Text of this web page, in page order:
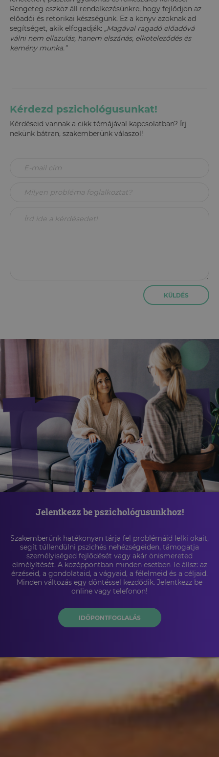
Rengeteg eszköz áll rendelkezésünkre, hogy fejlődjön az
előadói és retorikai készségünk. Ez a könyv azoknak ad
segítséget, akik elfogadják: „Magával ragadó előadóvá
válni nem ellazulás, hanem elszánás, elköteleződés és
kemény munka.”
Kérdezd pszichológusunkat!
Kérdéseid vannak a cikk témájával kapcsolatban? Írj
nekünk bátran, szakemberünk válaszol!
KÜLDÉS
Jelentkezz be pszichológusunkhoz!
Szakemberünk hatékonyan tárja fel problémáid lelki okait,
segít túllendülni pszichés nehézségeiden, támogatja
személyiséged fejlődését vagy akár önismereted
elmélyítését. A középpontban minden esetben Te állsz: az
érzéseid, a gondolataid, a vágyaid, a félelmeid és a céljaid.
Minden változás egy döntéssel kezdődik. Jelentkezz be
online vagy telefonon!
IDŐPONTFOGLALÁS